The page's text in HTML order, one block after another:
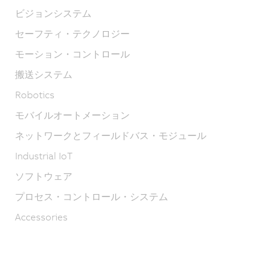
ビジョンシステム
セーフティ・テクノロジー
モーション・コントロール
搬送システム
Robotics
モバイルオートメーション
ネットワークとフィールドバス・モジュール
Industrial IoT
ソフトウェア
プロセス・コントロール・システム
Accessories